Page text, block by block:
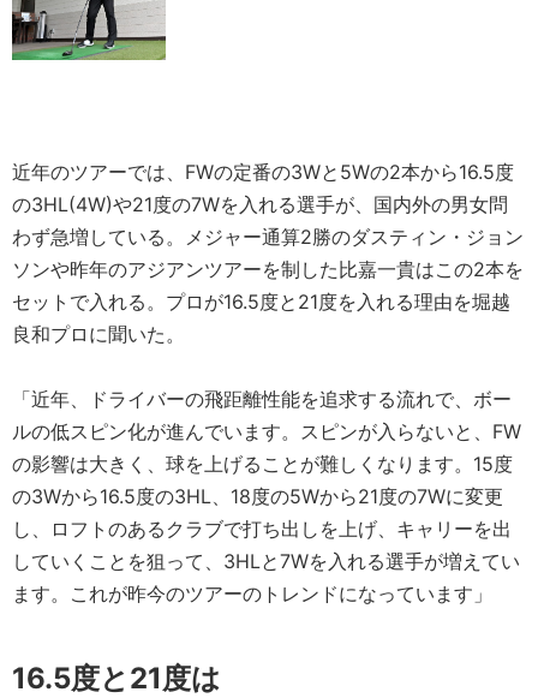
近年のツアーでは、FWの定番の3Wと5Wの2本から16.5度
の3HL(4W)や21度の7Wを入れる選手が、国内外の男女問
わず急増している。メジャー通算2勝のダスティン・ジョン
ソンや昨年のアジアンツアーを制した比嘉一貴はこの2本を
セットで入れる。プロが16.5度と21度を入れる理由を堀越
良和プロに聞いた。
「近年、ドライバーの飛距離性能を追求する流れで、ボー
ルの低スピン化が進んでいます。スピンが入らないと、FW
の影響は大きく、球を上げることが難しくなります。15度
の3Wから16.5度の3HL、18度の5Wから21度の7Wに変更
し、ロフトのあるクラブで打ち出しを上げ、キャリーを出
していくことを狙って、3HLと7Wを入れる選手が増えてい
ます。これが昨今のツアーのトレンドになっています」
16.5度と21度は